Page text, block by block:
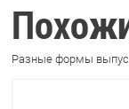
Разные формы